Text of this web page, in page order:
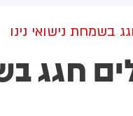
בשמחת נישואי נינו
חגג